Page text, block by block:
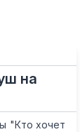
на
"Кто хочет